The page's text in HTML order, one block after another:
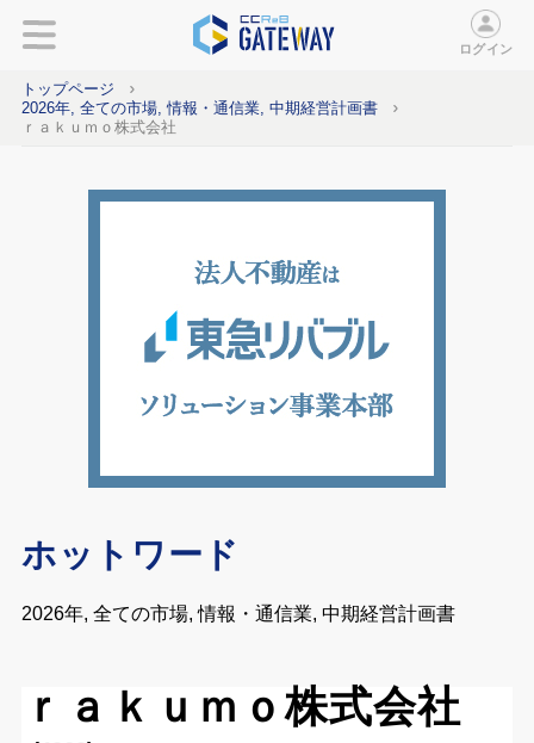
ログイン
トップページ
2026年, 全ての市場, 情報・通信業, 中期経営計画書
ｒａｋｕｍｏ株式会社
ホットワード
2026年, 全ての市場, 情報・通信業, 中期経営計画書
ｒａｋｕｍｏ株式会社